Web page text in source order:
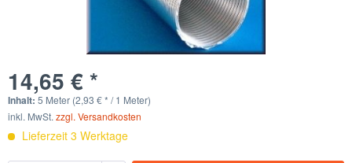
14,65 € *
Inhalt: 5 Meter (2,93 € * / 1 Meter)
inkl. MwSt. zzgl. Versandkosten
Lieferzeit 3 Werktage